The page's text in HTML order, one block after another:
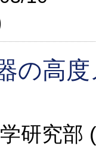
の高
研究